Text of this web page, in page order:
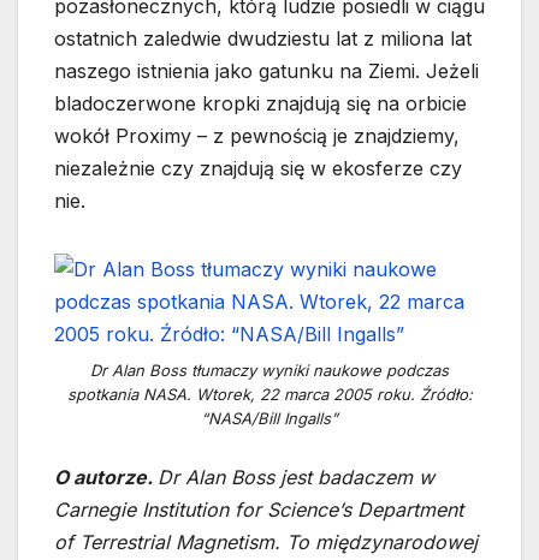
pozasłonecznych, którą ludzie posiedli w ciągu
ostatnich zaledwie dwudziestu lat z miliona lat
naszego istnienia jako gatunku na Ziemi. Jeżeli
bladoczerwone kropki znajdują się na orbicie
wokół Proximy – z pewnością je znajdziemy,
niezależnie czy znajdują się w ekosferze czy
nie.
Dr Alan Boss tłumaczy wyniki naukowe podczas
spotkania NASA. Wtorek, 22 marca 2005 roku. Źródło:
“NASA/Bill Ingalls”
O autorze. Dr Alan Boss jest badaczem w
Carnegie Institution for Science’s Department
of Terrestrial Magnetism. To międzynarodowej